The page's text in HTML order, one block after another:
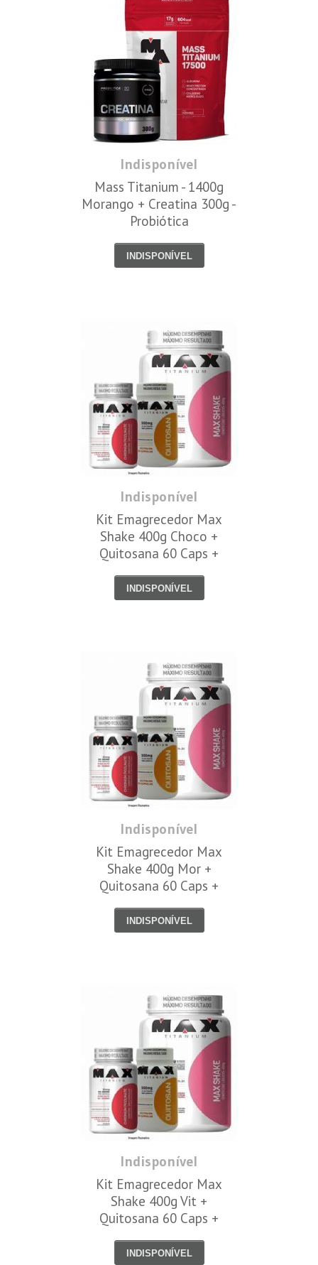
Indisponível
Mass Titanium - 1400g
Morango + Creatina 300g -
Probiótica
INDISPONÍVEL
Indisponível
Kit Emagrecedor Max
Shake 400g Choco +
Quitosana 60 Caps +
Titanium
INDISPONÍVEL
Indisponível
Kit Emagrecedor Max
Shake 400g Mor +
Quitosana 60 Caps +
Titanium
INDISPONÍVEL
Indisponível
Kit Emagrecedor Max
Shake 400g Vit +
Quitosana 60 Caps +
Titanium
INDISPONÍVEL